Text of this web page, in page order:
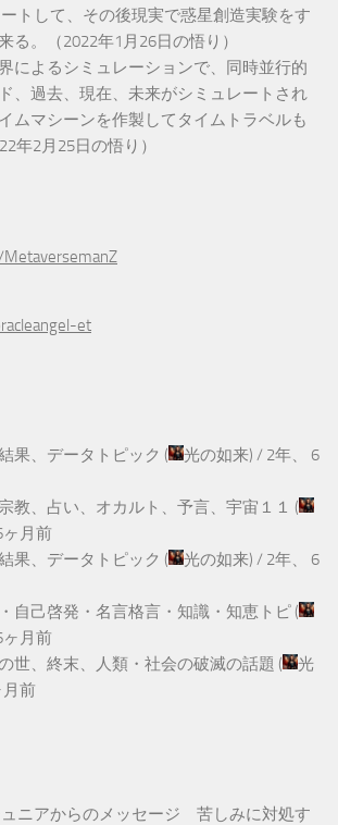
トして、その後現実で惑星創造実験をす
る。（2022年1月26日の悟り）
によるシミュレーションで、同時並行的
、過去、現在、未来がシミュレートされ
ムマシーンを作製してタイムトラベルも
年2月25日の悟り）
et
果、データトピック ( 光の如来) / 2年、 6
教、占い、オカルト、予言、宇宙１１ (
ヶ月前
果、データトピック ( 光の如来) / 2年、 6
自己啓発・名言格言・知識・知恵トピ (
ヶ月前
世、終末、人類・社会の破滅の話題 (
光
月前
ニアからのメッセージ 苦しみに対処す